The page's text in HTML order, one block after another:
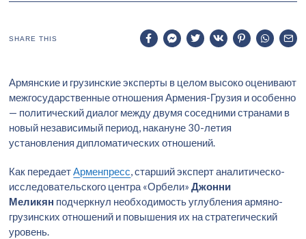
SHARE THIS
Армянские и грузинские эксперты в целом высоко оценивают
межгосударственные отношения Армения-Грузия и особенно
— политический диалог между двумя соседними странами в
новый независимый период, накануне 30-летия
установления дипломатических отношений.
Как передаетАрменпресс, старший эксперт аналитическо-
исследовательского центра «Орбели»Джонни
Меликян подчеркнул необходимость углубления армяно-
грузинских отношений и повышения их на стратегический
уровень.